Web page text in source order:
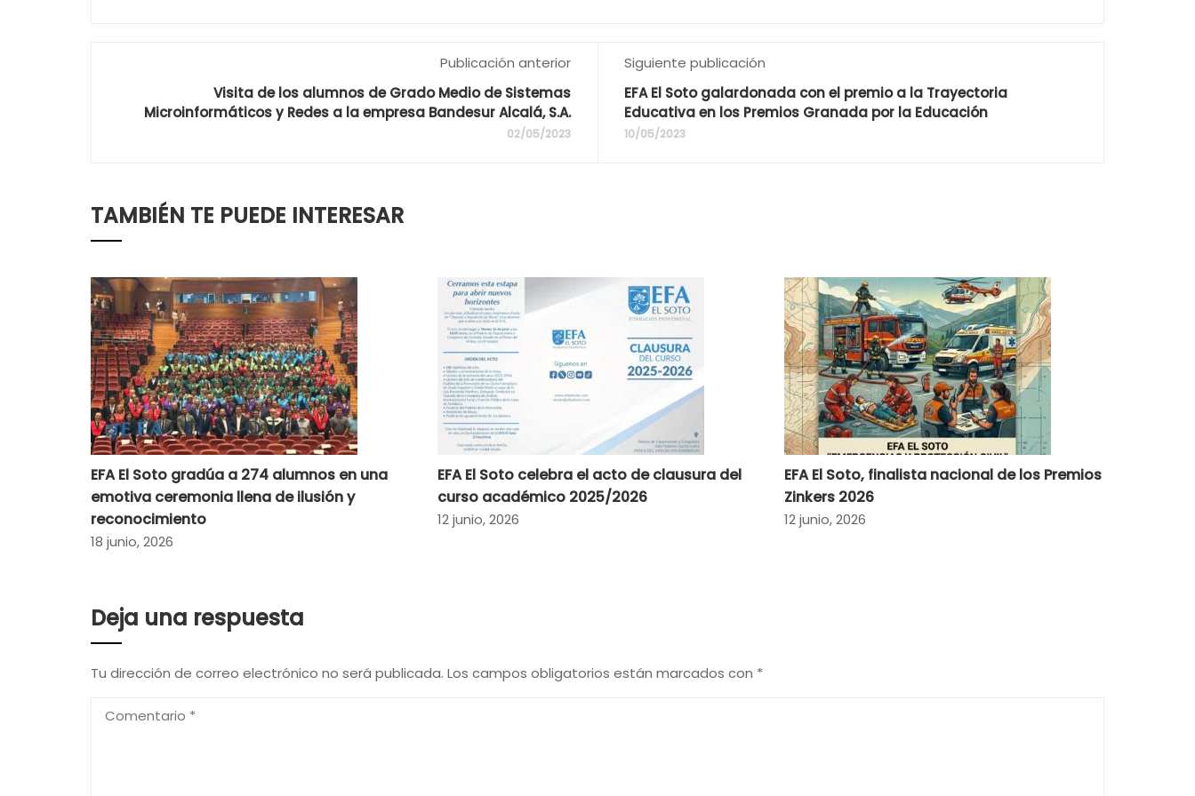
Publicación anterior
Visita de los alumnos de Grado Medio de Sistemas
Microinformáticos y Redes a la empresa Bandesur Alcalá, S.A.
02/05/2023
Siguiente publicación
EFA El Soto galardonada con el premio a la Trayectoria
Educativa en los Premios Granada por la Educación
10/05/2023
TAMBIÉN TE PUEDE INTERESAR
EFA El Soto gradúa a 274 alumnos en una
emotiva ceremonia llena de ilusión y
reconocimiento
18 junio, 2026
EFA El Soto celebra el acto de clausura del
curso académico 2025/2026
12 junio, 2026
EFA El Soto, finalista nacional de los Premios
Zinkers 2026
12 junio, 2026
Deja una respuesta
Tu dirección de correo electrónico no será publicada. Los campos obligatorios están marcados con *